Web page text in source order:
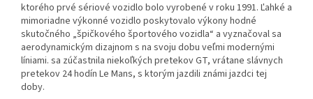
ktorého prvé sériové vozidlo bolo vyrobené v roku 1991. Ľahké a
mimoriadne výkonné vozidlo poskytovalo výkony hodné
skutočného „špičkového športového vozidla“ a vyznačoval sa
aerodynamickým dizajnom s na svoju dobu veľmi modernými
líniami. sa zúčastnila niekoľkých pretekov GT, vrátane slávnych
pretekov 24 hodín Le Mans, s ktorým jazdili známi jazdci tej
doby.